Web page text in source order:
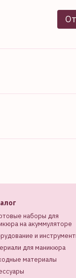
наборы для
на акуммуляторе
и
для маникюра
материалы